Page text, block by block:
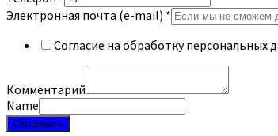
Электронная почта (e-mail) *
Согласие на обработку персональных
Комментарий
Name
Отправить